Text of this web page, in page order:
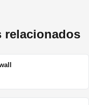
relacionados